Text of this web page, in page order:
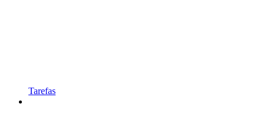
Tarefas